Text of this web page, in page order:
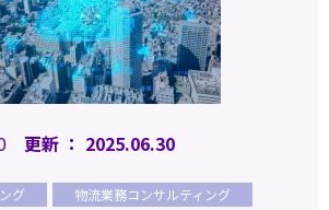
更新 ： 2025.06.30
グ 物流業務コンサルティング